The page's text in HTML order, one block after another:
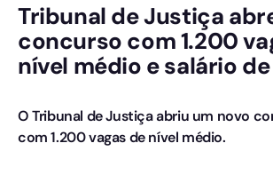
Tribunal de Justiça
concurso com 1.200
nível médio e salário de
O Tribunal de Justiça abriu um novo
com 1.200 vagas de nível médio.